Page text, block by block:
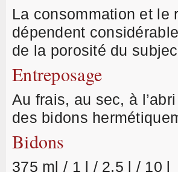
La consommation et le
dépendent
de la porosité du
Entreposage
Au frais, au sec, à
des bidons
Bidons
375 ml / 1 l / 2,5 l / 10 l